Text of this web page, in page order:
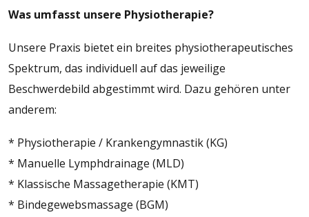
Was umfasst unsere Physiotherapie?
Unsere Praxis bietet ein breites physiotherapeutisches
Spektrum, das individuell auf das jeweilige
Beschwerdebild abgestimmt wird. Dazu gehören unter
anderem:
* Physiotherapie / Krankengymnastik (KG)
* Manuelle Lymphdrainage (MLD)
* Klassische Massagetherapie (KMT)
* Bindegewebsmassage (BGM)